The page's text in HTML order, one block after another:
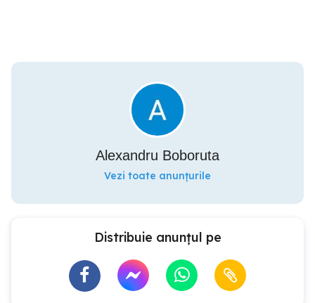
Alexandru Boboruta
Vezi toate anunțurile
Distribuie anunțul pe